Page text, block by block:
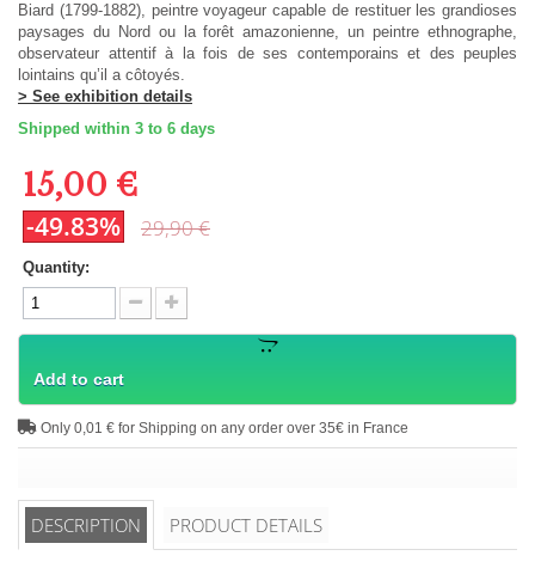
Biard (1799-1882), peintre voyageur capable de restituer les grandioses
paysages du Nord ou la forêt amazonienne, un peintre ethnographe,
observateur attentif à la fois de ses contemporains et des peuples
lointains qu’il a côtoyés.
> See exhibition details
Shipped within 3 to 6 days
15,00 €
-49.83% 29,90 €
Quantity:
Add to cart
Only 0,01 € for Shipping on any order over 35€ in France
DESCRIPTION PRODUCT DETAILS